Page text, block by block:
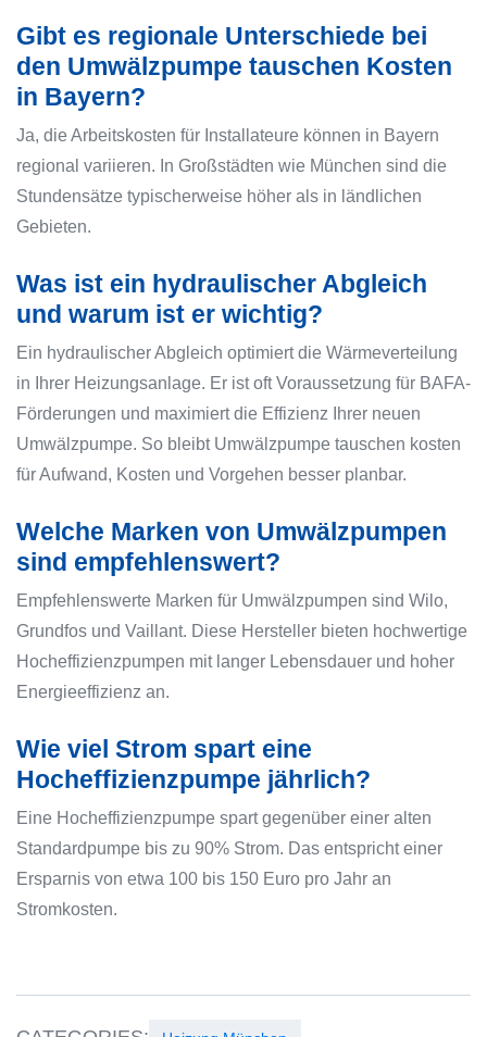
Gibt es regionale Unterschiede bei
den Umwälzpumpe tauschen Kosten
in Bayern?
Ja, die Arbeitskosten für Installateure können in Bayern
regional variieren. In Großstädten wie München sind die
Stundensätze typischerweise höher als in ländlichen
Gebieten.
Was ist ein hydraulischer Abgleich
und warum ist er wichtig?
Ein hydraulischer Abgleich optimiert die Wärmeverteilung
in Ihrer Heizungsanlage. Er ist oft Voraussetzung für BAFA-
Förderungen und maximiert die Effizienz Ihrer neuen
Umwälzpumpe. So bleibt Umwälzpumpe tauschen kosten
für Aufwand, Kosten und Vorgehen besser planbar.
Welche Marken von Umwälzpumpen
sind empfehlenswert?
Empfehlenswerte Marken für Umwälzpumpen sind Wilo,
Grundfos und Vaillant. Diese Hersteller bieten hochwertige
Hocheffizienzpumpen mit langer Lebensdauer und hoher
Energieeffizienz an.
Wie viel Strom spart eine
Hocheffizienzpumpe jährlich?
Eine Hocheffizienzpumpe spart gegenüber einer alten
Standardpumpe bis zu 90% Strom. Das entspricht einer
Ersparnis von etwa 100 bis 150 Euro pro Jahr an
Stromkosten.